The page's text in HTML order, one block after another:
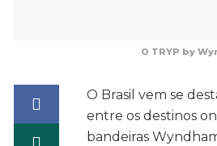
O TRYP by
O Brasil vem se
entre os destinos
bandeiras